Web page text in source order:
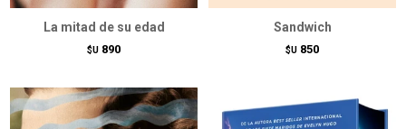
La mitad de su edad
$U 890
Sandwich
$U 850